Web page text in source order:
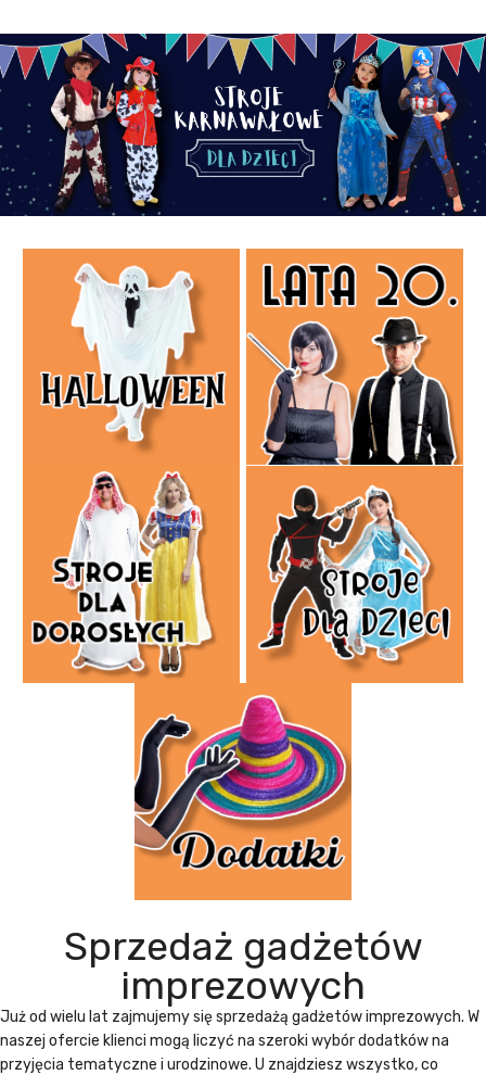
Sprzedaż gadżetów
imprezowych
Już od wielu lat zajmujemy sięsprzedażą gadżetów imprezowych. W
naszej ofercie klienci mogą liczyć na szeroki wybór dodatków na
przyjęcia tematyczne i urodzinowe. U znajdziesz wszystko, co